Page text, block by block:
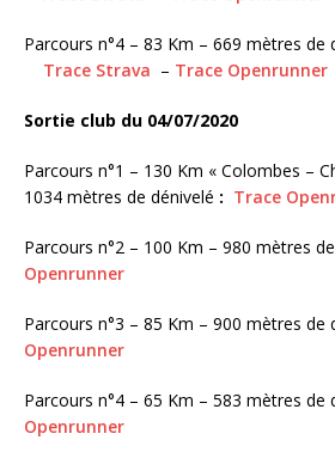
Parcours n°4 – 83 Km – 669 mètres
Trace Strava – Trace Openrunner
Sortie club du 04/07/2020
Parcours n°1 – 130 Km « Colombes –
1034 mètres de dénivelé : Trace
Parcours n°2 – 100 Km – 980 mètres
Openrunner
Parcours n°3 – 85 Km – 900 mètres de
Openrunner
Parcours n°4 – 65 Km – 583 mètres de
Openrunner